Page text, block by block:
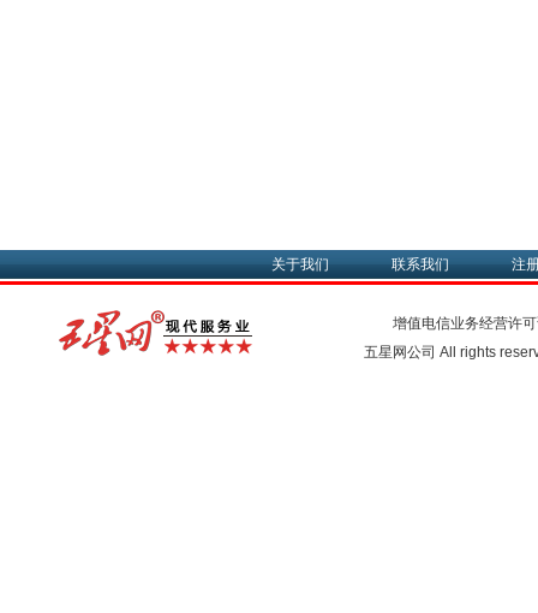
关于我们 联系我们 注
增值电信业务经营许
五星网公司 All rights